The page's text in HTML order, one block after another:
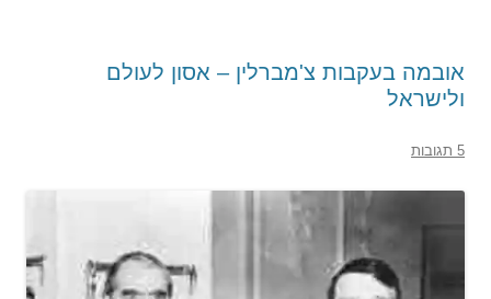
אובמה בעקבות צ'מברלין – אסון לעולם
ולישראל